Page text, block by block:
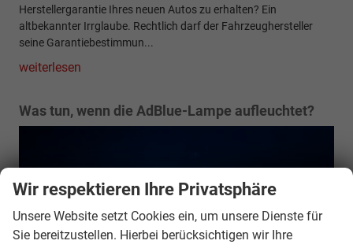
Herstellergarantie Ihres neuen Autos zu erhalten? Ein
altbekannter Irrglaube. Rechtlich darf der Fahrzeughersteller
seine Garantiebestimmun...
weiterlesen
Was tun, wenn die AdBlue-Lampe aufleuchtet?
Wir respektieren Ihre Privatsphäre
Unsere Website setzt Cookies ein, um unsere Dienste für
Sie bereitzustellen. Hierbei berücksichtigen wir Ihre